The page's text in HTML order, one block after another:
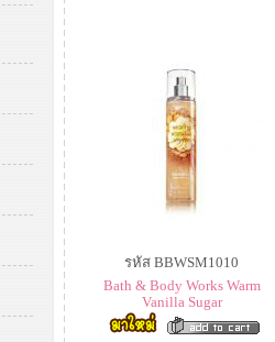
รหัส BBWSM1010
Bath & Body Works Warm
Vanilla Sugar